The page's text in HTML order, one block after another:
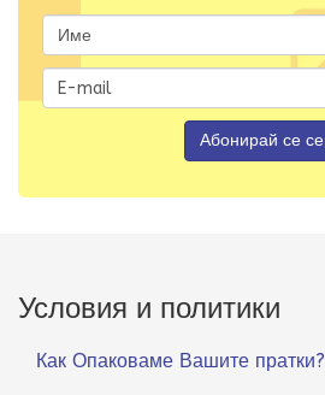
Условия и политики
Как Опаковаме Вашите пратки?